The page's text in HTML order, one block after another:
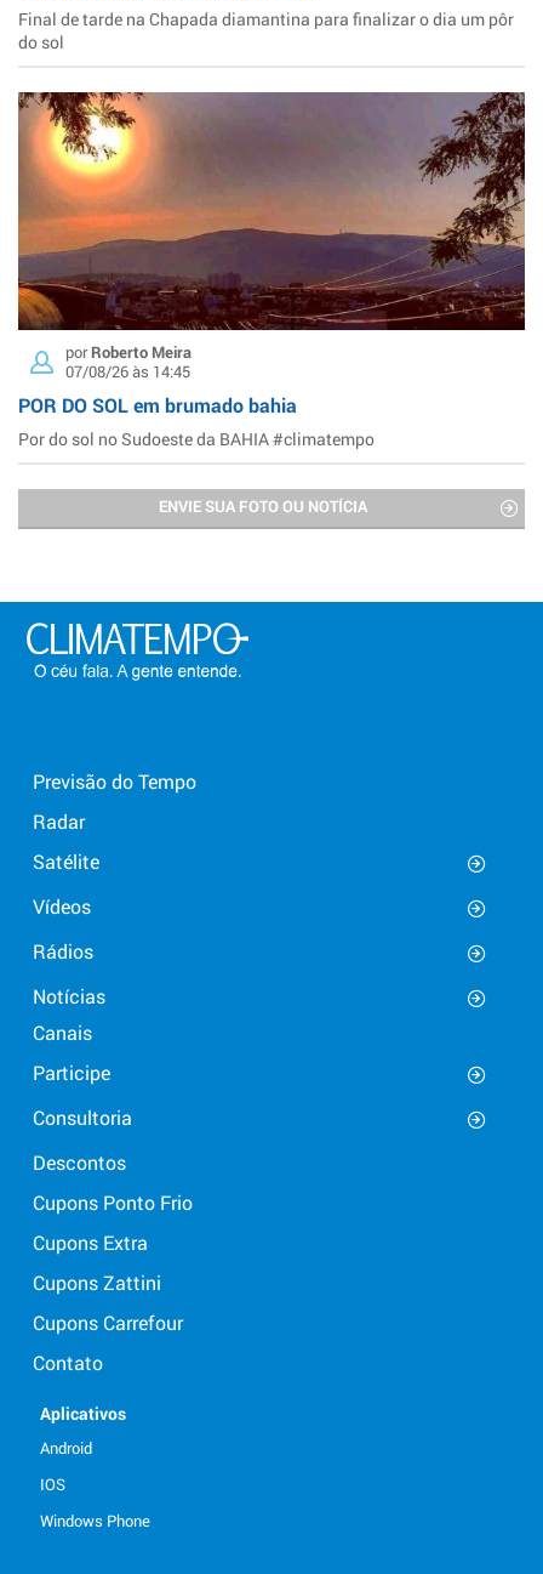
Final de tarde na Chapada diamantina para finalizar o dia um pôr
do sol
porRoberto Meira
07/08/26 às 14:45
POR DO SOL em brumado bahia
Por do sol no Sudoeste da BAHIA #climatempo
ENVIE SUA FOTO OU NOTÍCIA
Previsão do Tempo
Radar
Satélite
Vídeos
Rádios
Notícias
Canais
Participe
Consultoria
Descontos
Cupons Ponto Frio
Cupons Extra
Cupons Zattini
Cupons Carrefour
Contato
Aplicativos
Android
IOS
Windows Phone